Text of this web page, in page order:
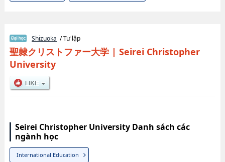
Shizuoka / Tư lập
聖隷クリストファー大学| Seirei Christopher
University
Seirei Christopher University Danh sách các
ngành học
International Education